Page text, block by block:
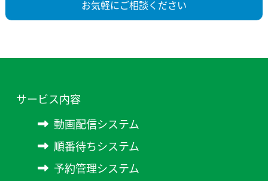
お気軽にご相談ください
サービス内容
動画配信システム
順番待ちシステム
予約管理システム